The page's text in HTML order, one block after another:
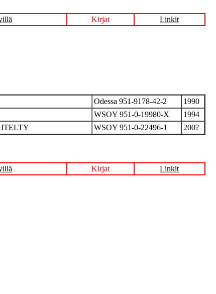
Kirjat Linkit
Odessa 951-9178-42-2
1990
WSOY 951-0-19980-X
1994
WSOY 951-0-22496-1 200?
Kirjat Linkit